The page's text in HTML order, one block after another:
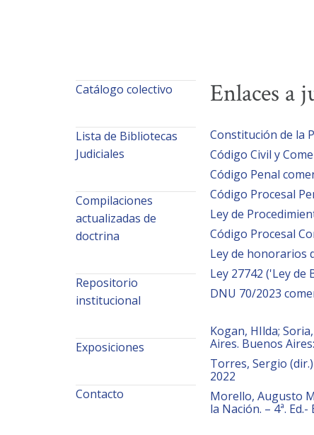
Catálogo colectivo
Lista de Bibliotecas
Judiciales
Compilaciones
actualizadas de
doctrina
Repositorio
institucional
Exposiciones
Contacto
Enlaces a
Constitución de la
Código Civil y
Código Penal
Código Procesal
Ley de
Código Procesal
Ley de honorarios
Ley 27742 ('Ley
DNU 70/2023
Kogan, HIlda;
Aires. Buenos
Torres, Sergio
2022
Morello, Augusto
la Nación. – 4ª.